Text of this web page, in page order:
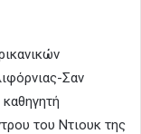
Σαν
του Ντιουκ της